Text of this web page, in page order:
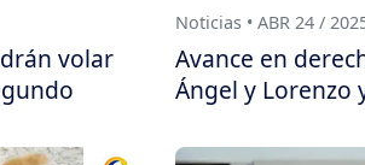
volar
Noticias • ABR 24 /
Avance en
Ángel y Lorenzo